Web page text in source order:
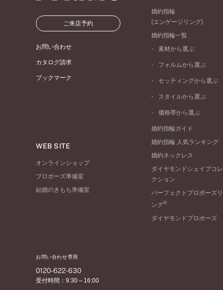
ご来店予約
お問い合わせ
カタログ請求
ブックマーク
WEB SITE
オンラインショップ
プロポーズ準備室
結婚のきもち準備室
お問い合わせ専用
0120-622-630
受付時間：9:30～16:00
婚約指輪
(エンゲージリング)
婚約指輪一覧
素材から選ぶ
プラチナ
ピンクゴールド
ペールブラウンゴール
フォルムから選ぶ
ストレートライン
V字ライン
セッティングから選ぶ
ソリテール
ダブルサイドメレ
ラインメレ
スタイルから選ぶ
シンプル
モード
エレガント
ゴージャス
価格帯から選ぶ
50万円台～
20万円台～
10万円台～
婚約指輪ガイド
婚約指輪 人気ランキング
婚約ネックレス
ダイヤモンドシェイプコレ
クション
パーフェクトプロポーズリ
ング®
ダイヤモンドプロポーズ